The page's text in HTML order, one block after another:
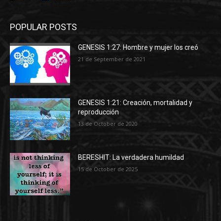
POPULAR POSTS
GENESIS 1:27: Hombre y mujer los creó
21 de September de 2021
GENESIS 1:21: Creación, mortalidad y
reproducción
13 de October de 2020
BERESHIT: La verdadera humildad
15 de October de 2025